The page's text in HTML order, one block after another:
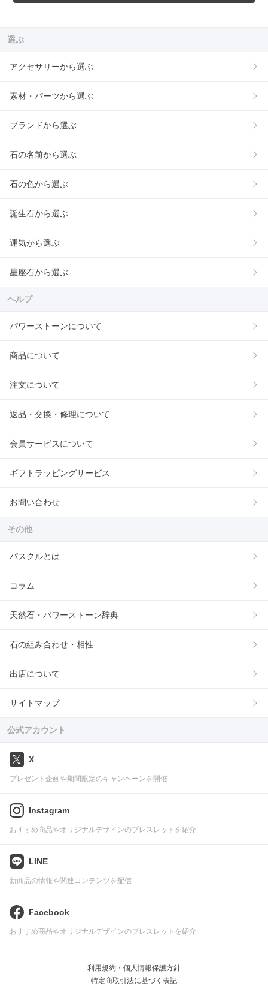
選ぶ
アクセサリーから選ぶ
素材・パーツから選ぶ
ブランドから選ぶ
石の名前から選ぶ
石の色から選ぶ
誕生石から選ぶ
運気から選ぶ
星座石から選ぶ
ヘルプ
パワーストーンについて
商品について
注文について
返品・交換・修理について
会員サービスについて
ギフトラッピングサービス
お問い合わせ
その他
パスクルとは
コラム
天然石・パワーストーン辞典
石の組み合わせ・相性
出店について
サイトマップ
公式アカウント
X
プレゼント企画や期間限定のキャンペーンを開催
Instagram
おすすめ商品やオリジナルデザインのブレスレットを紹介
LINE
新商品の情報や関連コンテンツを配信
Facebook
おすすめ商品やオリジナルデザインのブレスレットを紹介
利用規約・個人情報保護方針
特定商取引法に基づく表記